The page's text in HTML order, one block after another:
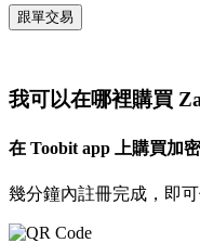
跟單交易
我可以在哪裡購買
在 Toobit app 上購買加
幾分鐘內註冊完成，即